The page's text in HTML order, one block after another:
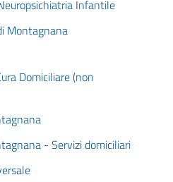
Infantile
Montagnana
Domiciliare (non
- Servizi domiciliari